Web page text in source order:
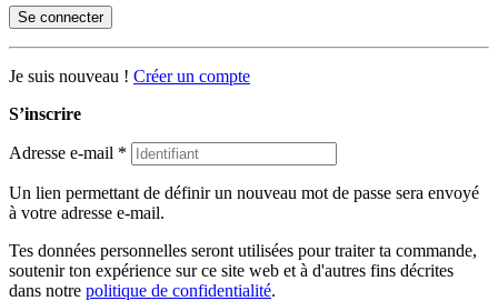
Se connecter
Je suis nouveau ! Créer un compte
S’inscrire
Adresse e-mail *
Un lien permettant de définir un nouveau mot de passe sera envoyé
à votre adresse e-mail.
Tes données personnelles seront utilisées pour traiter ta commande,
soutenir ton expérience sur ce site web et à d'autres fins décrites
dans notre politique de confidentialité.